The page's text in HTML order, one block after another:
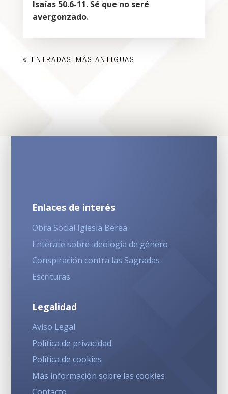
Isaías 50.6-11. Sé que no seré
avergonzado.
« ENTRADAS MÁS ANTIGUAS
Enlaces de interés
Obra Social Iglesia Berea
Entérate sobre ideología de género
Conspiración contra las Sagradas
Escrituras
Legalidad
Aviso Legal
Política de privacidad
Política de cookies
Más información sobre las cookies